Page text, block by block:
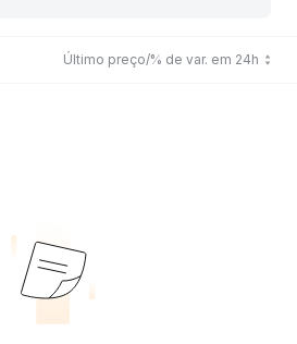
Último preço/% de var. em 24h